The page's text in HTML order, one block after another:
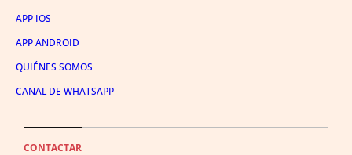
APP IOS
APP ANDROID
QUIÉNES SOMOS
CANAL DE WHATSAPP
CONTACTAR